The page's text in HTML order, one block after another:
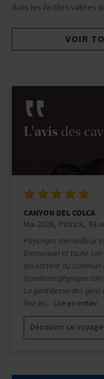
dans les fertiles vallées
VOIR
L'avis des
LA PERLE DES
Mai 2026 Emilie
25
Une chevauchée
l’extraordinaire nature
de monter 2 chevaux,
équipements étaient
randonnée en
Découvrir ce